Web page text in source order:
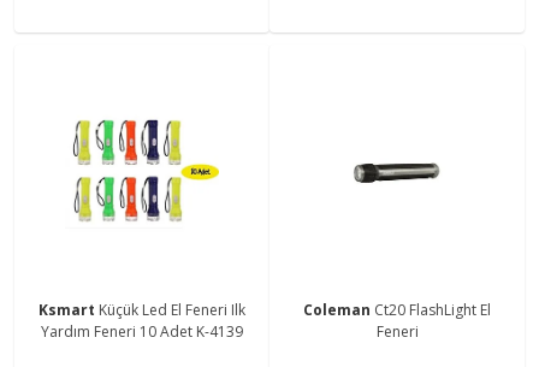
Ksmart Küçük Led El Feneri Ilk
Yardım Feneri 10 Adet K-4139
Coleman Ct20 FlashLight El
Feneri